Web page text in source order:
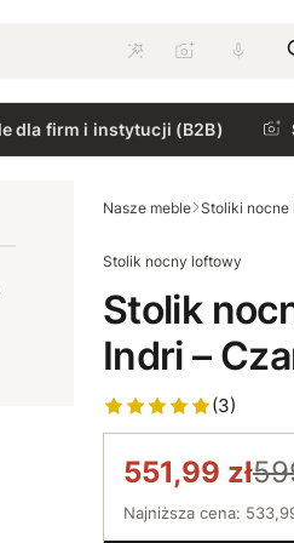
dla firm i instytucji (B2B)
Nasze meble Stoliki nocne
Stolik nocny loftowy
Stolik
Indri –
(3)
551,99 zł
Najniższa cena: